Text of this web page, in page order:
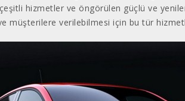
hizmetler ve öngörülen güçlü ve
müşterilere verilebilmesi için bu tür